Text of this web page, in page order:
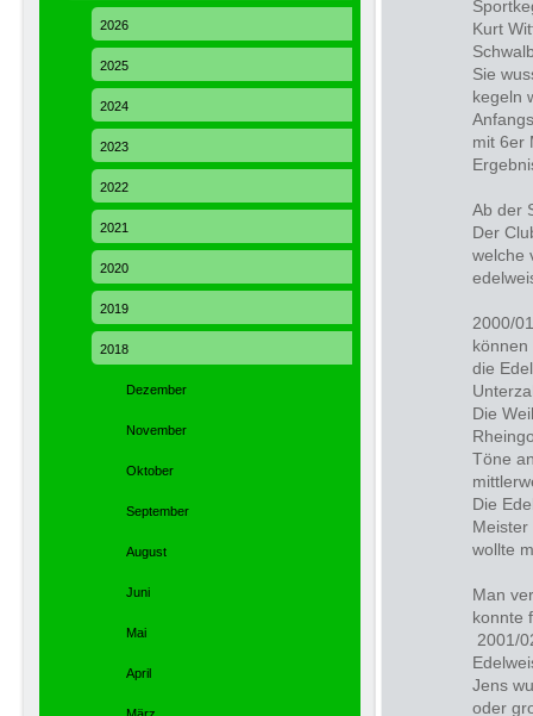
Kurt
Sie
kegeln
mit 6er
Ab der
Der
welche
2000/
können
die
Die
Töne
Die
wollte
Man
konnte
2001/
Jens
oder
2026
2025
2024
2023
2022
2021
2020
2019
2018
Dezember
November
Oktober
September
August
Juni
Mai
April